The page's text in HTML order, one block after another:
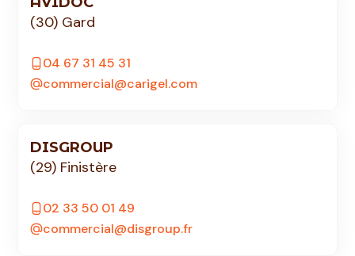
(30) Gard
04 67 31 45 31
commercial@carigel.com
DISGROUP
(29) Finistère
02 33 50 01 49
commercial@disgroup.fr